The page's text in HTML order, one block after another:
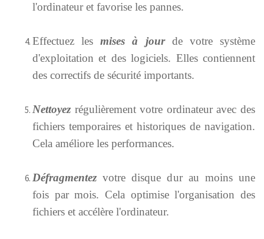
l'ordinateur et favorise les pannes.
Effectuez lesmises à jourde votre système
d'exploitation et des logiciels. Elles contiennent
des correctifs de sécurité importants.
Nettoyezrégulièrement votre ordinateur avec des
fichiers temporaires et historiques de navigation.
Cela améliore les performances.
Défragmentezvotre disque dur au moins une
fois par mois. Cela optimise l'organisation des
fichiers et accélère l'ordinateur.